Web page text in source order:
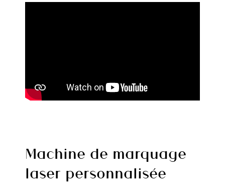
Machine de marquage
laser personnalisée